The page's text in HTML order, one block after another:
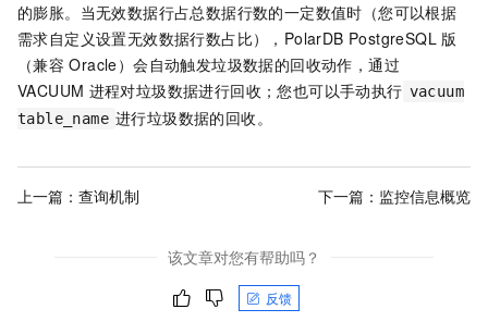
的膨胀。当无效数据行占总数据行数的一定数值时（您可以根据
需求自定义设置无效数据行数占比）， PolarDB PostgreSQL 版
（兼容 Oracle）会自动触发垃圾数据的回收动作，通过
VACUUM 进程对垃圾数据进行回收；您也可以手动执行 vacuum
table_name 进行垃圾数据的回收。
上一篇： 查询机制 下一篇： 监控信息概览
该文章对您有帮助吗？
反馈